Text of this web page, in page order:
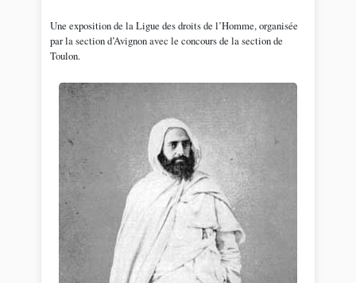
Une exposition de la Ligue des droits de l’Homme, organisée
par la section d’Avignon avec le concours de la section de
Toulon.